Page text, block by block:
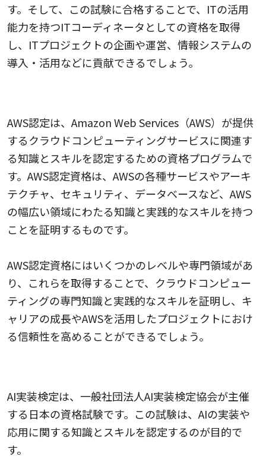
す。そして、この試験に合格することで、ITの活用
能力を持つITコーディネータとしての資格を取得
し、ITプロジェクトの企画や運営、情報システムの
導入・活用などに貢献できるでしょう。
AWS認定は、Amazon Web Services（AWS）が提供
するクラウドコンピューティングサービスに関連す
る知識とスキルを認定するための資格プログラムで
す。AWS認定資格は、AWSの各種サービスやアーキ
テクチャ、セキュリティ、データベースなど、AWS
の幅広い領域にわたる知識と実践的なスキルを持つ
ことを証明するものです。
AWS認定資格にはいくつかのレベルや専門領域があ
り、これらを取得することで、クラウドコンピュー
ティングの専門知識と実践的なスキルを証明し、キ
ャリアの成長やAWSを活用したプロジェクトにおけ
る信頼性を高めることができるでしょう。
AI実装検定は、一般社団法人AI実装検定協会が主催
する日本の資格試験です。この試験は、AIの実装や
応用に関する知識とスキルを認定するのが目的で
す。